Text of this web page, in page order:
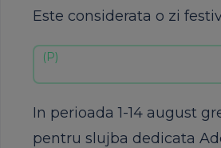
Este considerata o zi
In perioada 1-14 august
pentru slujba dedicata